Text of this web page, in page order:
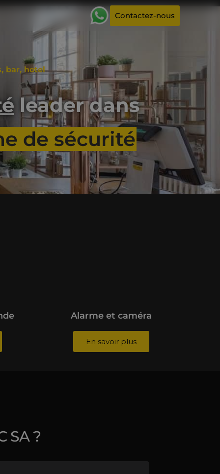
Contactez-nous
bar, hotel
leader dans
de sécurité
Alarme et caméra
En savoir plus
SA ?